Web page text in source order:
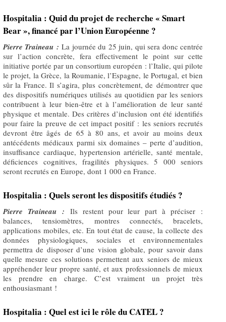
Hospitalia : Quid du projet de recherche « Smart
Bear », financé par l’Union Européenne ?
Pierre Traineau :La journée du 25 juin, qui sera donc centrée
sur l’action concrète, fera effectivement le point sur cette
initiative portée par un consortium européen : l’Italie, qui pilote
le projet, la Grèce, la Roumanie, l’Espagne, le Portugal, et bien
sûr la France. Il s’agira, plus concrètement, de démontrer que
des dispositifs numériques utilisés au quotidien par les seniors
contribuent à leur bien-être et à l’amélioration de leur santé
physique et mentale. Des critères d’inclusion ont été identifiés
pour faire la preuve de cet impact positif : les seniors recrutés
devront être âgés de 65 à 80 ans, et avoir au moins deux
antécédents médicaux parmi six domaines – perte d’audition,
insuffisance cardiaque, hypertension artérielle, santé mentale,
déficiences cognitives, fragilités physiques. 5 000 seniors
seront recrutés en Europe, dont 1 000 en France.
Hospitalia : Quels seront les dispositifs étudiés ?
Pierre Traineau : Ils restent pour leur part à préciser :
balances, tensiomètres, montres connectés, bracelets,
applications mobiles, etc. En tout état de cause, la collecte des
données physiologiques, sociales et environnementales
permettra de disposer d’une vision globale, pour savoir dans
quelle mesure ces solutions permettent aux seniors de mieux
appréhender leur propre santé, et aux professionnels de mieux
les prendre en charge. C’est vraiment un projet très
enthousiasmant !
Hospitalia : Quel est ici le rôle du CATEL ?